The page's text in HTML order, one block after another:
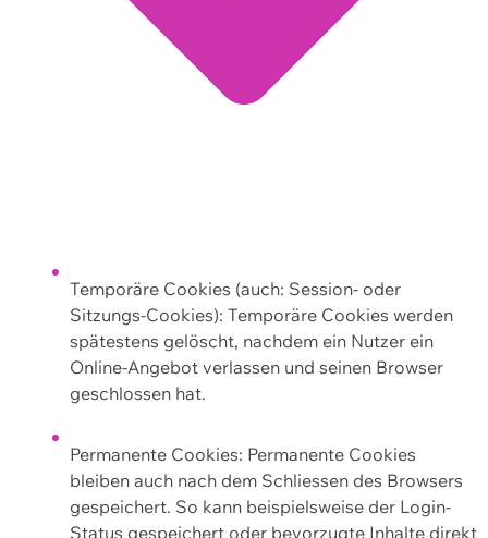
Temporäre Cookies (auch: Session- oder
Sitzungs-Cookies): Temporäre Cookies werden
spätestens gelöscht, nachdem ein Nutzer ein
Online-Angebot verlassen und seinen Browser
geschlossen hat.
Permanente Cookies: Permanente Cookies
bleiben auch nach dem Schliessen des Browsers
gespeichert. So kann beispielsweise der Login-
Status gespeichert oder bevorzugte Inhalte direkt